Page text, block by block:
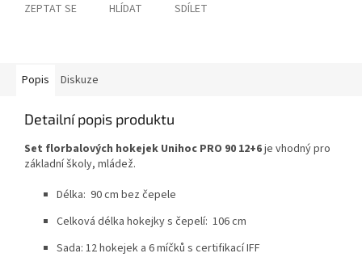
ZEPTAT SE HLÍDAT SDÍLET
Popis Diskuze
Detailní popis produktu
Set florbalových hokejek Unihoc PRO 90 12+6je vhodný pro
základní školy, mládež.
Délka: 90 cm bez čepele
Celková délka hokejky s čepelí: 106 cm
Sada: 12 hokejek a 6 míčků s certifikací IFF